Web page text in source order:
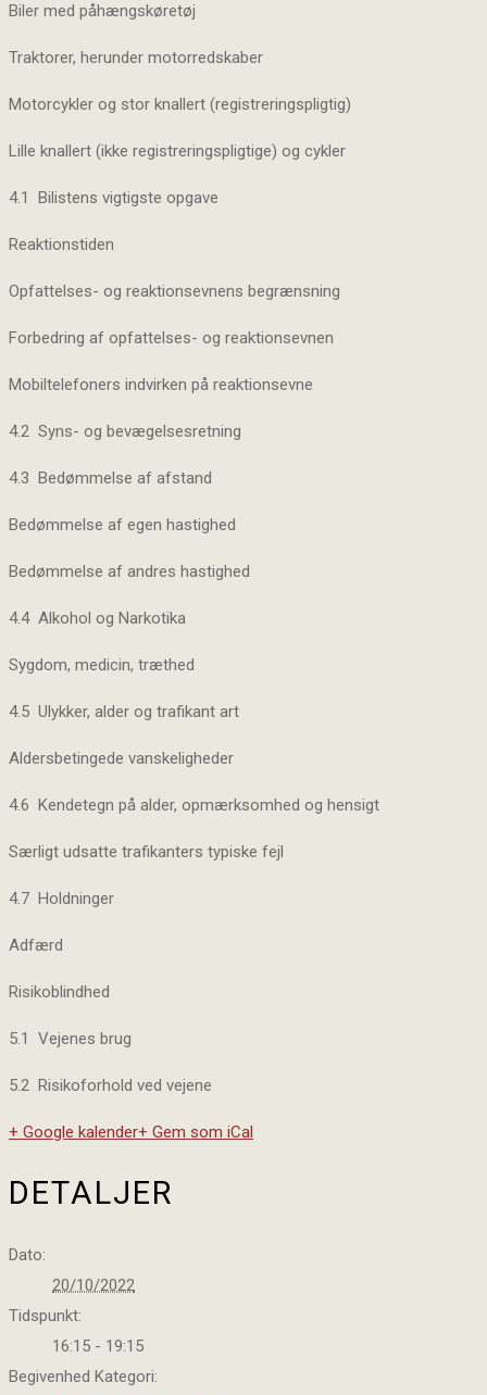
Biler med påhængskøretøj
Traktorer, herunder motorredskaber
Motorcykler og stor knallert (registreringspligtig)
Lille knallert (ikke registreringspligtige) og cykler
4.1 Bilistens vigtigste opgave
Reaktionstiden
Opfattelses- og reaktionsevnens begrænsning
Forbedring af opfattelses- og reaktionsevnen
Mobiltelefoners indvirken på reaktionsevne
4.2 Syns- og bevægelsesretning
4.3 Bedømmelse af afstand
Bedømmelse af egen hastighed
Bedømmelse af andres hastighed
4.4 Alkohol og Narkotika
Sygdom, medicin, træthed
4.5 Ulykker, alder og trafikant art
Aldersbetingede vanskeligheder
4.6 Kendetegn på alder, opmærksomhed og hensigt
Særligt udsatte trafikanters typiske fejl
4.7 Holdninger
Adfærd
Risikoblindhed
5.1 Vejenes brug
5.2 Risikoforhold ved vejene
+ Google kalender+ Gem som iCal
DETALJER
Dato:
20/10/2022
Tidspunkt:
16:15 - 19:15
Begivenhed Kategori: